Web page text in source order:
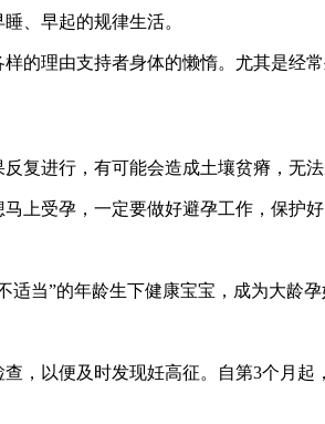
、早起的规律生活。
的理由支持者身体的懒惰。尤其是经
复进行，有可能会造成土壤贫瘠，无法
上受孕，一定要做好避孕工作，保护好
当”的年龄生下健康宝宝，成为大龄孕
，以便及时发现妊高征。自第3个月